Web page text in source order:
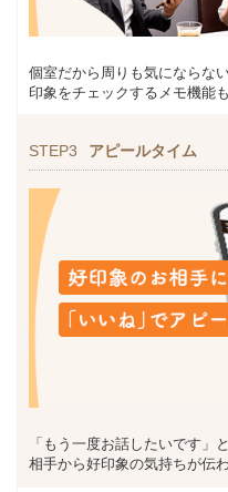
個室だから周りも気にならない
印象をチェックするメモ機能
STEP3 アピールタイム
「もう一度お話したいです」と
相手から好印象の気持ちが伝